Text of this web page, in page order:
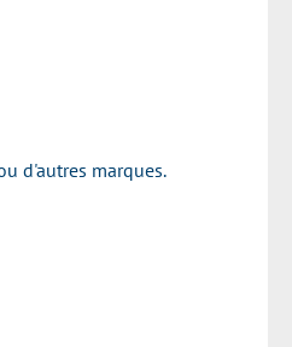
d'autres marques.